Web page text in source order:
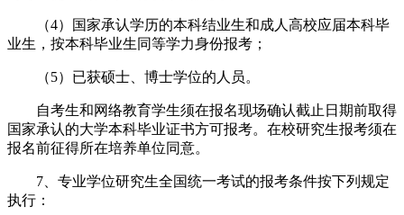
（4）国家承认学历的本科结业生和成人高校应届本科毕
业生，按本科毕业生同等学力身份报考；
（5）已获硕士、博士学位的人员。
自考生和网络教育学生须在报名现场确认截止日期前取得
国家承认的大学本科毕业证书方可报考。在校研究生报考须在
报名前征得所在培养单位同意。
7、专业学位研究生全国统一考试的报考条件按下列规定
执行：